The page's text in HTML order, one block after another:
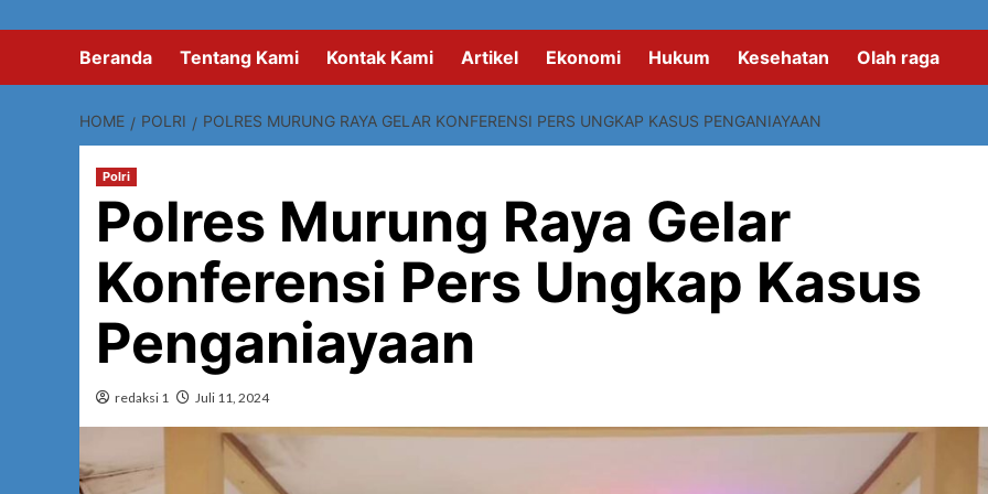
Beranda Tentang Kami Kontak Kami Artikel Ekonomi Hukum Kesehatan Olah raga
HOME POLRI POLRES MURUNG RAYA GELAR KONFERENSI PERS UNGKAP KASUS PENGANIAYAAN
Polri
Polres Murung Raya Gelar
Konferensi Pers Ungkap Kasus
Penganiayaan
redaksi 1 Juli 11, 2024